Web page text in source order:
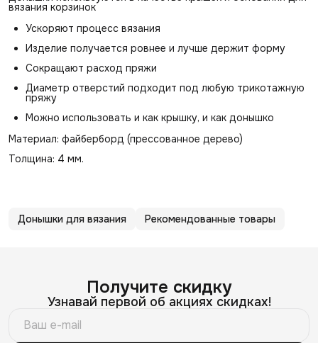
вязания корзинок
Ускоряют процесс вязания
Изделие получается ровнее и лучше держит форму
Сокращают расход пряжи
Диаметр отверстий подходит под любую трикотажную
пряжу
Можно использовать и как крышку, и как донышко
Материал: файберборд (прессованное дерево)
Толщина: 4 мм.
Донышки для вязания Рекомендованные товары
Получите скидку
Узнавай первой об акциях скидках!